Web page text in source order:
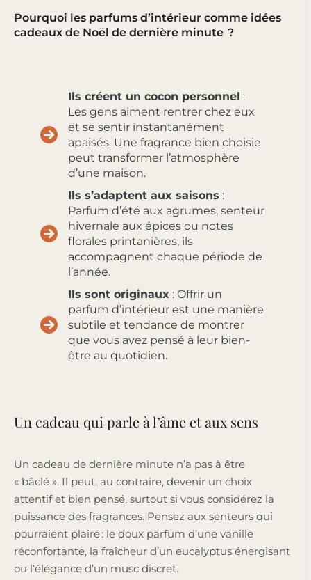
Pourquoi les parfums d’intérieur comme idées
cadeaux de Noël de dernière minute ?
Ils créent un cocon personnel :
Les gens aiment rentrer chez eux
et se sentir instantanément
apaisés. Une fragrance bien choisie
peut transformer l’atmosphère
d’une maison.
Ils s’adaptent aux saisons :
Parfum d’été aux agrumes, senteur
hivernale aux épices ou notes
florales printanières, ils
accompagnent chaque période de
l’année.
Ils sont originaux : Offrir un
parfum d’intérieur est une manière
subtile et tendance de montrer
que vous avez pensé à leur bien-
être au quotidien.
Un cadeau qui parle à l’âme et aux sens
Un cadeau de dernière minute n’a pas à être
« bâclé ». Il peut, au contraire, devenir un choix
attentif et bien pensé, surtout si vous considérez la
puissance des fragrances. Pensez aux senteurs qui
pourraient plaire : le doux parfum d’une vanille
réconfortante, la fraîcheur d’un eucalyptus énergisant
ou l’élégance d’un musc discret.